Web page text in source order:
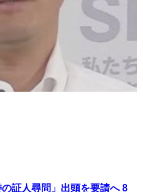
証人尋問」出頭を要請へ 8